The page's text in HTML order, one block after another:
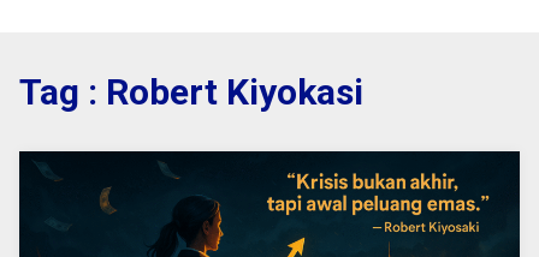
Tag : Robert Kiyokasi